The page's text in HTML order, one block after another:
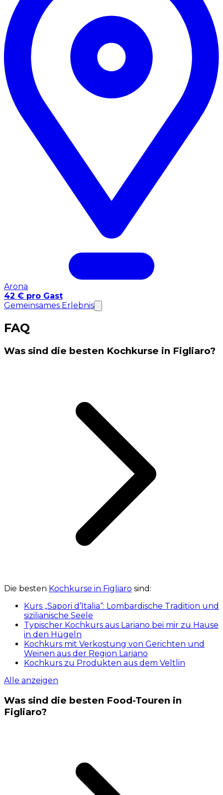
Arona
42 € pro Gast
Gemeinsames Erlebnis
FAQ
Was sind die besten Kochkurse in Figliaro?
Die besten Kochkurse in Figliaro sind:
Kurs „Sapori d’Italia“: Lombardische Tradition und
sizilianische Seele
Typischer Kochkurs aus Lariano bei mir zu Hause
in den Hügeln
Kochkurs mit Verkostung von Gerichten und
Weinen aus der Region Lariano
Kochkurs zu Produkten aus dem Veltlin
Alle anzeigen
Was sind die besten Food-Touren in
Figliaro?